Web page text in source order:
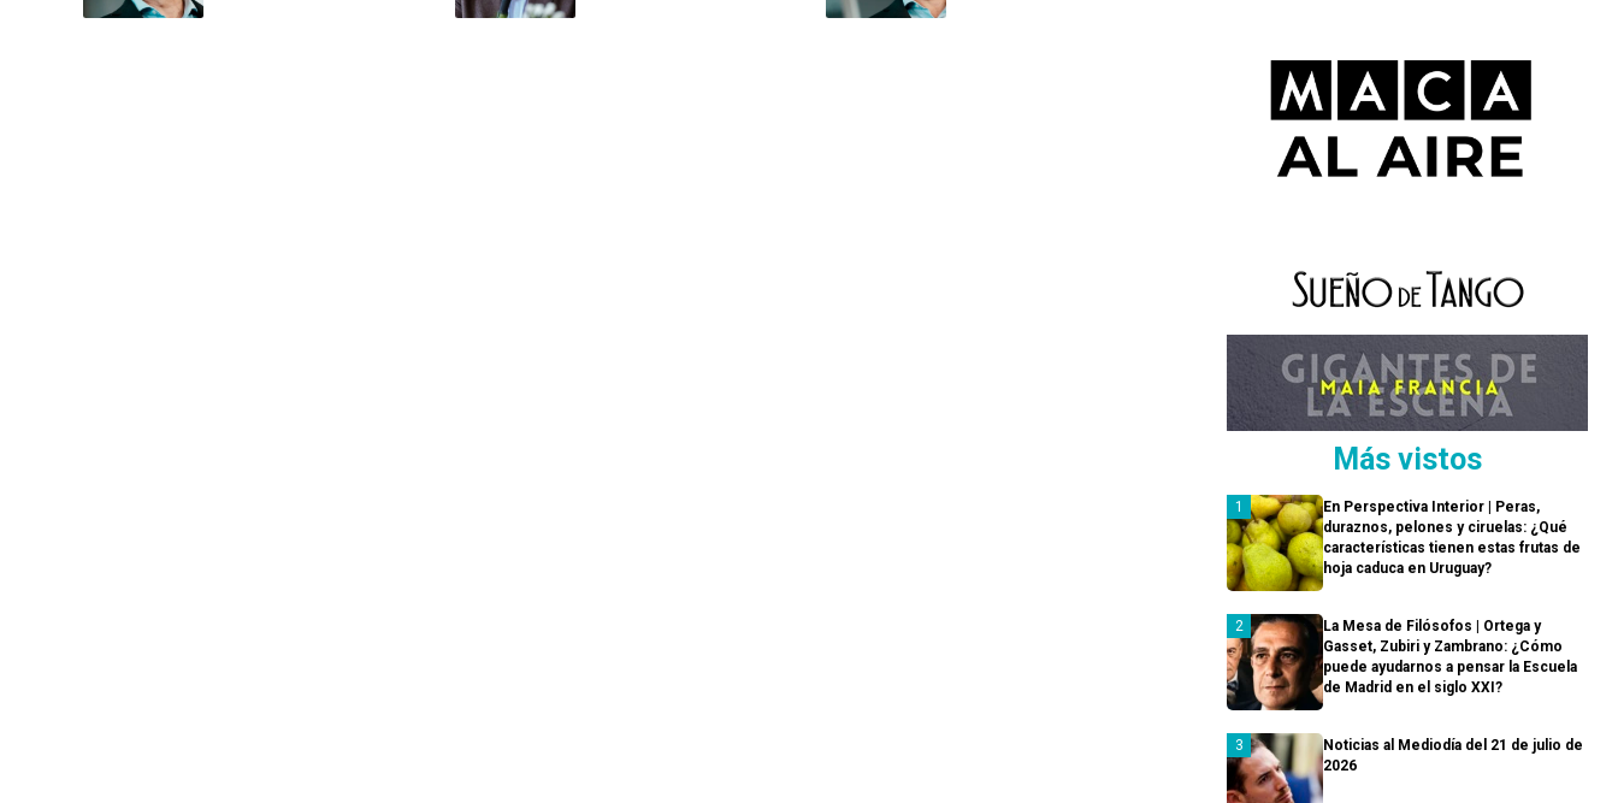
Más vistos
En Perspectiva Interior | Peras,
duraznos, pelones y ciruelas: ¿Qué
características tienen estas frutas de
hoja caduca en Uruguay?
La Mesa de Filósofos | Ortega y
Gasset, Zubiri y Zambrano: ¿Cómo
puede ayudarnos a pensar la Escuela
de Madrid en el siglo XXI?
Noticias al Mediodía del 21 de julio de
2026